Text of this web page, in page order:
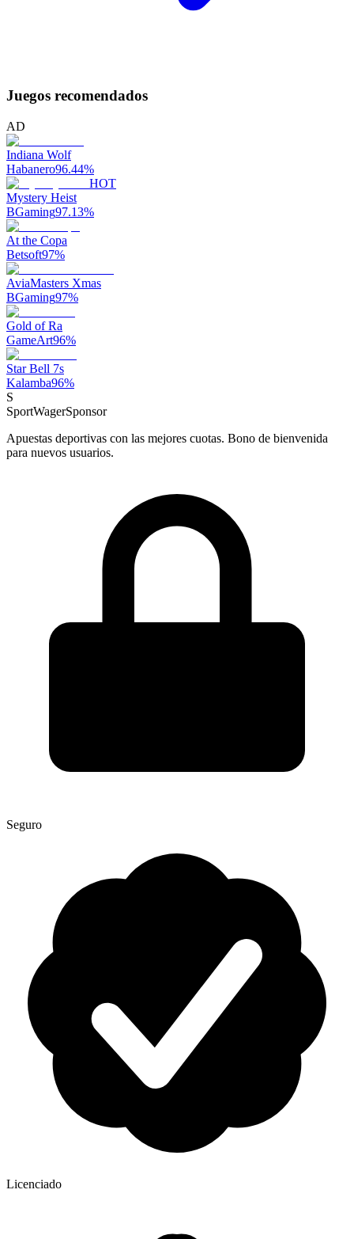
Juegos recomendados
AD
Indiana Wolf
Habanero96.44%
HOT
Mystery Heist
BGaming97.13%
At the Copa
Betsoft97%
AviaMasters Xmas
BGaming97%
Gold of Ra
GameArt96%
Star Bell 7s
Kalamba96%
S
SportWagerSponsor
Apuestas deportivas con las mejores cuotas. Bono de bienvenida
para nuevos usuarios.
Seguro
Licenciado